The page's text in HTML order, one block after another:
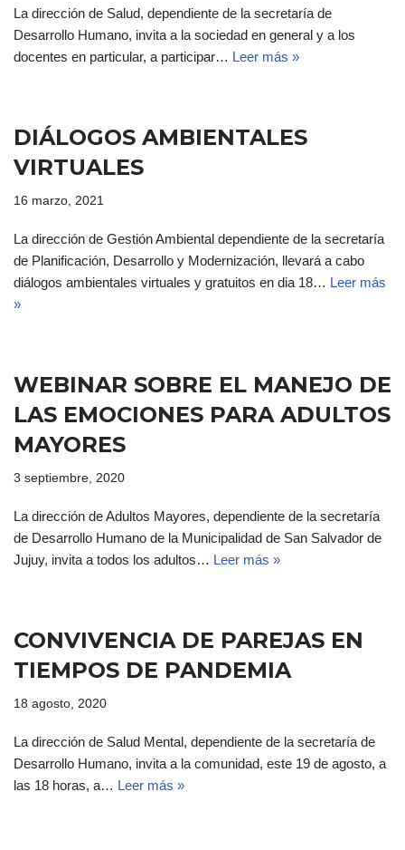
La dirección de Salud, dependiente de la secretaría de
Desarrollo Humano, invita a la sociedad en general y a los
docentes en particular, a participar… Leer más »
DIÁLOGOS AMBIENTALES
VIRTUALES
16 marzo, 2021
La dirección de Gestión Ambiental dependiente de la secretaría
de Planificación, Desarrollo y Modernización, llevará a cabo
diálogos ambientales virtuales y gratuitos en dia 18… Leer más
»
WEBINAR SOBRE EL MANEJO DE
LAS EMOCIONES PARA ADULTOS
MAYORES
3 septiembre, 2020
La dirección de Adultos Mayores, dependiente de la secretaría
de Desarrollo Humano de la Municipalidad de San Salvador de
Jujuy, invita a todos los adultos… Leer más »
CONVIVENCIA DE PAREJAS EN
TIEMPOS DE PANDEMIA
18 agosto, 2020
La dirección de Salud Mental, dependiente de la secretaría de
Desarrollo Humano, invita a la comunidad, este 19 de agosto, a
las 18 horas, a… Leer más »